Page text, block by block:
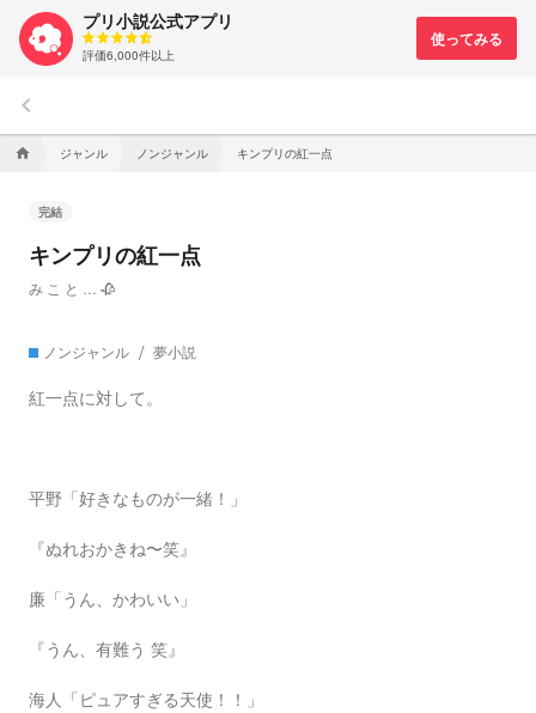
プリ小説公式アプリ
評価6,000件以上
keyboard_arrow_left
home ジャンル ノンジャンル キンプリの紅一点
完結
キンプリの紅一点
み こ と … 🥀
ノンジャンル 夢小説
紅一点に対して。
平野「好きなものが一緒！」
『ぬれおかきね〜笑』
廉「うん、かわいい」
『うん、有難う 笑』
海人「ピュアすぎる天使！！」